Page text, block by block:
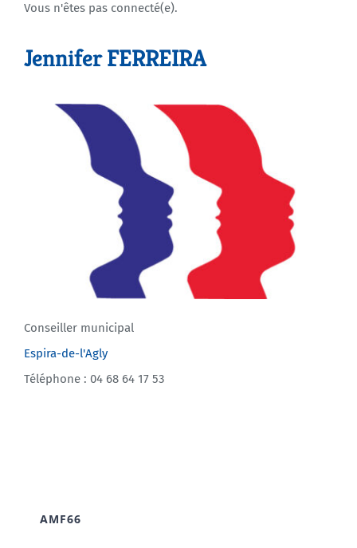
Agenda
Vous n'êtes pas connecté(e).
Jennifer FERREIRA
Conseiller municipal
Espira-de-l'Agly
Téléphone : 04 68 64 17 53
AMF66